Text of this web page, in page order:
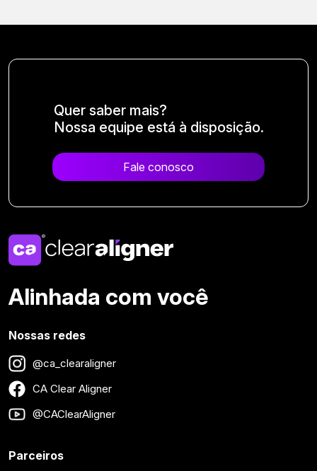
Quer saber mais?
Nossa equipe está à disposição.
Fale conosco
Alinhada com você
Nossas redes
@ca_clearaligner
CA Clear Aligner
@CAClearAligner
Parceiros